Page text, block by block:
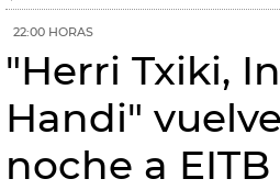
22:00 HORAS
"Herri Txiki,
Handi"
noche a EITB